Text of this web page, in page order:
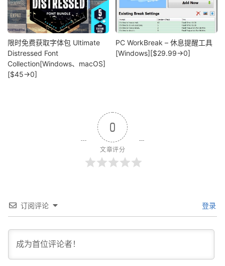
限时免费获取字体包 Ultimate
Distressed Font
Collection[Windows、macOS]
[$45→0]
PC WorkBreak – 休息提醒工具
[Windows][$29.99→0]
0
文章评分
订阅评论 登录